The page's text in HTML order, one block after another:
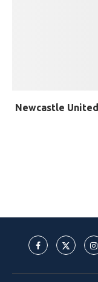
Newcastle